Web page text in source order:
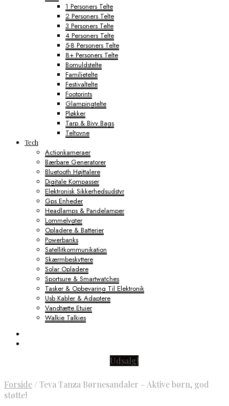
1 Personers Telte
2 Personers Telte
3 Personers Telte
4 Personers Telte
5-8 Personers Telte
8+ Personers Telte
Bomuldstelte
Familietelte
Festivaltelte
Footprints
Glampingtelte
Pløkker
Tarp & Bivy Bags
Teltovne
Tech
Actionkameraer
Bærbare Generatorer
Bluetooth Højttalere
Digitale Kompasser
Elektronisk Sikkerhedsudstyr
Gps Enheder
Headlamps & Pandelamper
Lommelygter
Opladere & Batterier
Powerbanks
Satellitkommunikation
Skærmbeskyttere
Solar Opladere
Sportsure & Smartwatches
Tasker & Opbevaring Til Elektronik
Usb Kabler & Adaptere
Vandtætte Etuier
Walkie Talkies
Udsalg!
Forside / Teva Tanza Børnesandaler – Aktive børn, god
støtte!